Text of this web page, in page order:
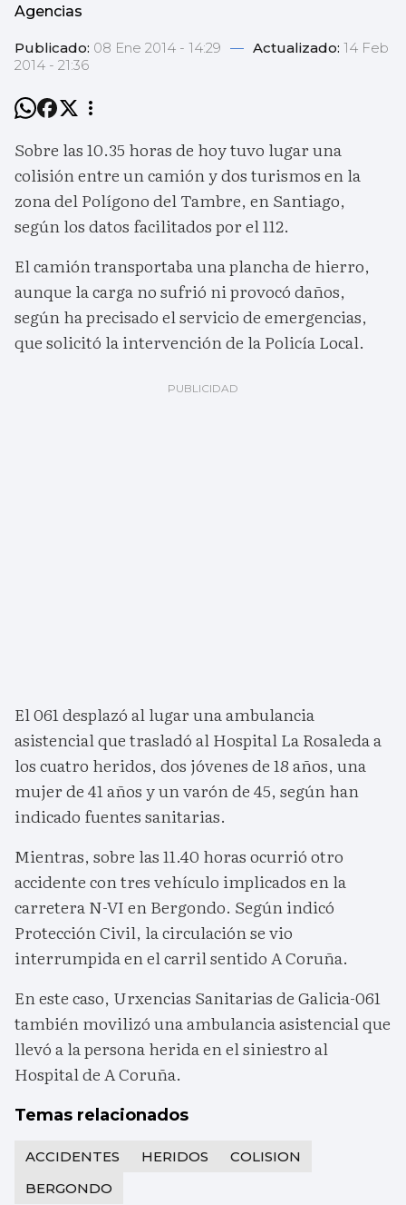
Agencias
Publicado: 08 Ene 2014 - 14:29 — Actualizado: 14 Feb
2014 - 21:36
Sobre las 10.35 horas de hoy tuvo lugar una
colisión entre un camión y dos turismos en la
zona del Polígono del Tambre, en Santiago,
según los datos facilitados por el 112.
El camión transportaba una plancha de hierro,
aunque la carga no sufrió ni provocó daños,
según ha precisado el servicio de emergencias,
que solicitó la intervención de la Policía Local.
El 061 desplazó al lugar una ambulancia
asistencial que trasladó al Hospital La Rosaleda a
los cuatro heridos, dos jóvenes de 18 años, una
mujer de 41 años y un varón de 45, según han
indicado fuentes sanitarias.
Mientras, sobre las 11.40 horas ocurrió otro
accidente con tres vehículo implicados en la
carretera N-VI en Bergondo. Según indicó
Protección Civil, la circulación se vio
interrumpida en el carril sentido A Coruña.
En este caso, Urxencias Sanitarias de Galicia-061
también movilizó una ambulancia asistencial que
llevó a la persona herida en el siniestro al
Hospital de A Coruña.
Temas relacionados
ACCIDENTES HERIDOS
COLISION
BERGONDO